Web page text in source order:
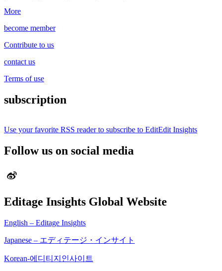
More
become member
Contribute to us
contact us
Terms of use
subscription
Use your favorite RSS reader to subscribe to EditEdit Insights
Follow us on social media
Editage Insights Global Website
English – Editage Insights
Japanese – エディテージ・インサイト
Korean-에디티지인사이트